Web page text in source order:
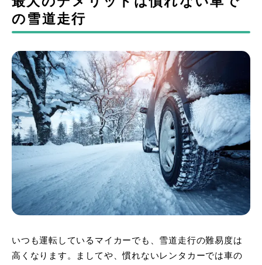
の雪道走行
いつも運転しているマイカーでも、雪道走行の難易度は
高くなります。ましてや、慣れないレンタカーでは車の